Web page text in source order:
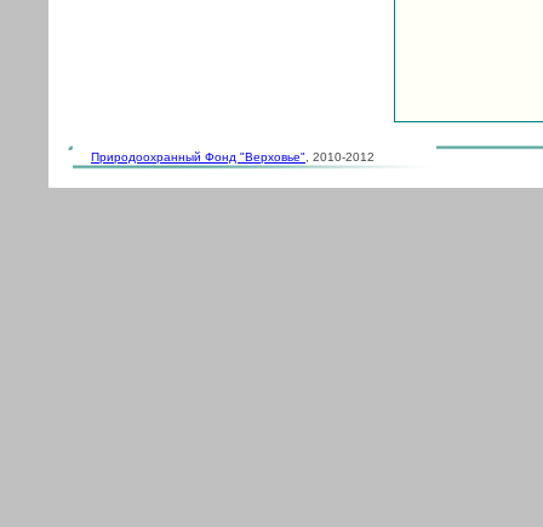
Природоохранный Фонд "Верховье" , 2010-2012